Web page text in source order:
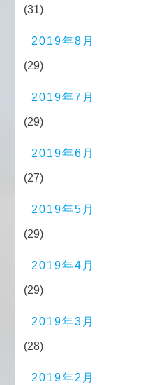
(31)
2019年8月
(29)
2019年7月
(29)
2019年6月
(27)
2019年5月
(29)
2019年4月
(29)
2019年3月
(28)
2019年2月